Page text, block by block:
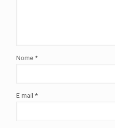
Nome *
E-mail *